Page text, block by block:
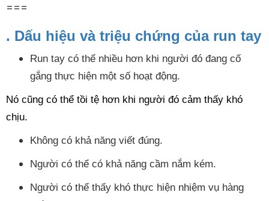
===
. Dấu hiệu và triệu chứng của run tay
Run tay có thể nhiều hơn khi người đó đang cố
gắng thực hiện một số hoạt động.
Nó cũng có thể tồi tệ hơn khi người đó cảm thấy khó
chịu.
Không có khả năng viết đúng.
Người có thể có khả năng cầm nắm kém.
Người có thể thấy khó thực hiện nhiệm vụ hàng